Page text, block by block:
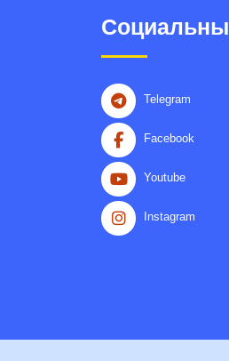
Telegram
Facebook
Youtube
Instagram